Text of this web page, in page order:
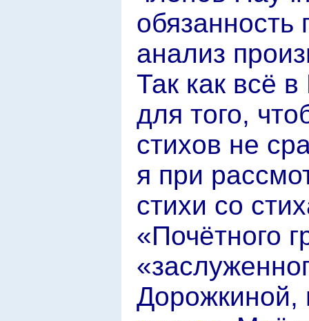
обязанность
анализ
Так как всё
для того,
стихов не
я при
стихи со
«Почётного
Дорожкиной,